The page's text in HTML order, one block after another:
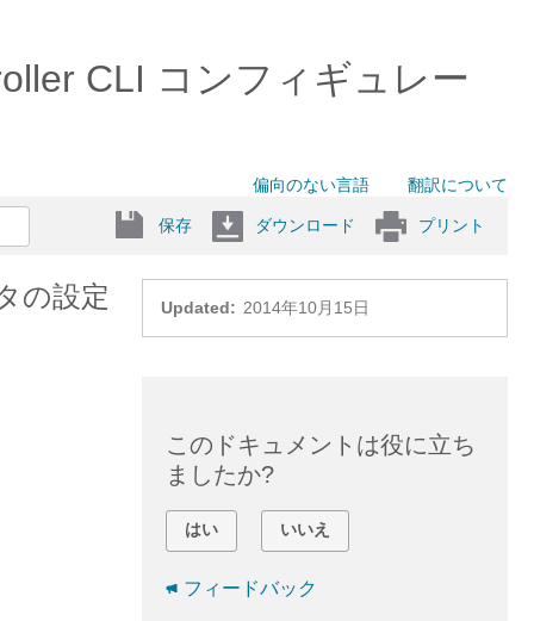
CLI コンフィギュレー
偏向のない言語 翻訳について
保存 ダウンロード プリント
Updated: 2014年10月15日
の設定
このドキュメントは役に立ち
ましたか?
はい いいえ
フィードバック